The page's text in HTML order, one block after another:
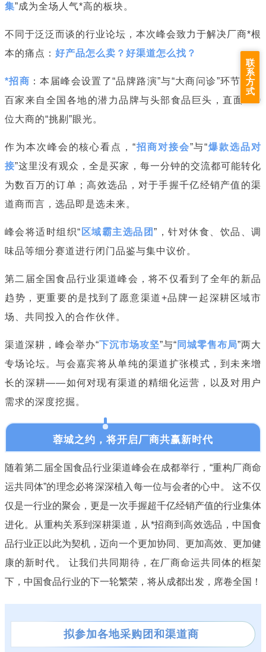
集”成为全场人气*高的板块。
不同于泛泛而谈的行业论坛，本次峰会致力于解决厂商*根
本的痛点： 好产品怎么卖？好渠道怎么找？
*招商 ：本届峰会设置了“品牌路演”与“大商问诊”环节。近
百家来自全国各地的潜力品牌与头部食品巨头，直面500
位大商的“挑剔”眼光。
作为本次峰会的核心看点，“招商对接会”与“爆款选品对
接”这里没有观众，全是买家，每一分钟的交流都可能转化
为数百万的订单；高效选品，对于手握千亿经销产值的渠
道商而言，选品即是选未来。
峰会将适时组织“ 区域霸主选品团”，针对休食、饮品、调
味品等细分赛道进行闭门品鉴与集中议价。
第二届全国食品行业渠道峰会，将不仅看到了全年的新品
趋势，更重要的是找到了愿意渠道+品牌一起深耕区域市
场、共同投入的合作伙伴。
渠道深耕，峰会举办“下沉市场攻坚”与“ 同城零售布局”两大
专场论坛。与会嘉宾将从单纯的渠道扩张模式，到未来增
长的深耕——如何对现有渠道的精细化运营，以及对用户
需求的深度挖掘。
蓉城之约，将开启厂商共赢新时代
随着第二届全国食品行业渠道峰会在成都举行，“重构厂商命
运共同体”的理念必将深深植入每一位与会者的心中。 这不仅
仅是一行业的聚会，更是一次手握超千亿经销产值的行业集体
进化。从重构关系到深耕渠道，从*招商到高效选品，中国食
品行业正以此为契机，迈向一个更加协同、更加高效、更加健
康的新时代。 让我们共同期待，在厂商命运共同体的框架
下，中国食品行业的下一轮繁荣，将从成都出发，席卷全国！
拟参加各地采购团和渠道商
联
系
方
式